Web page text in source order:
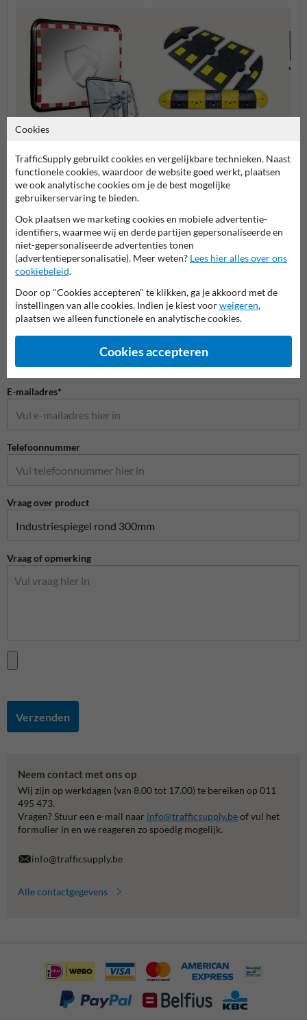
Verkeersspiegels
Stel je vraag aan Rampaal.be
Bedrijfsnaam
E-mailadres*
Telefoonnummer
Vraag over product
Vraag of opmerking
Verzenden
Neem contact met ons op
Wij zijn op werkdagen (van 8.00 tot 17.00) te bereiken op 011
495 473.
Vragen? Stuur een e-mail naar info@trafficsupply.beof vul het
formulier in en we reageren zo spoedig mogelijk.
info@trafficsupply.be
Alle contactgegevens
Cookies
TrafficSupply gebruikt cookies en vergelijkbare technieken. Naast
functionele cookies, waardoor de website goed werkt, plaatsen
we ook analytische cookies om je de best mogelijke
gebruikerservaring te bieden.
Ook plaatsen we marketing cookies en mobiele advertentie-
identifiers, waarmee wij en derde partijen gepersonaliseerde en
niet-gepersonaliseerde advertenties tonen
(advertentiepersonalisatie). Meer weten? Lees hier alles over ons
cookiebeleid.
Door op "Cookies accepteren" te klikken, ga je akkoord met de
instellingen van alle cookies. Indien je kiest voorweigeren,
plaatsen we alleen functionele en analytische cookies.
Cookies accepteren